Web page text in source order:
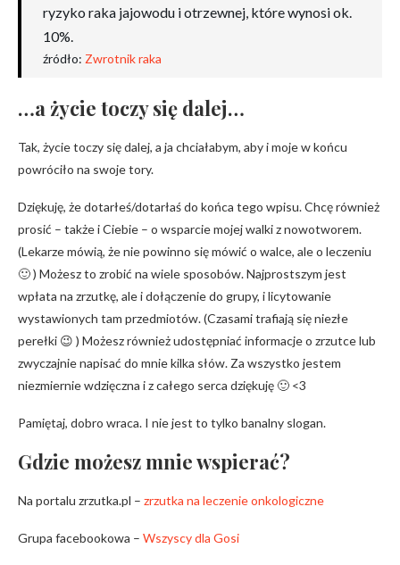
ryzyko raka jajowodu i otrzewnej, które wynosi ok.
10%.
źródło: Zwrotnik raka
…a życie toczy się dalej…
Tak, życie toczy się dalej, a ja chciałabym, aby i moje w końcu
powróciło na swoje tory.
Dziękuję, że dotarłeś/dotarłaś do końca tego wpisu. Chcę również
prosić – także i Ciebie – o wsparcie mojej walki z nowotworem.
(Lekarze mówią, że nie powinno się mówić o walce, ale o leczeniu
🙂 ) Możesz to zrobić na wiele sposobów. Najprostszym jest
wpłata na zrzutkę, ale i dołączenie do grupy, i licytowanie
wystawionych tam przedmiotów. (Czasami trafiają się niezłe
perełki 😉 ) Możesz również udostępniać informacje o zrzutce lub
zwyczajnie napisać do mnie kilka słów. Za wszystko jestem
niezmiernie wdzięczna i z całego serca dziękuję 🙂 <3
Pamiętaj, dobro wraca. I nie jest to tylko banalny slogan.
Gdzie możesz mnie wspierać?
Na portalu zrzutka.pl – zrzutka na leczenie onkologiczne
Grupa facebookowa – Wszyscy dla Gosi